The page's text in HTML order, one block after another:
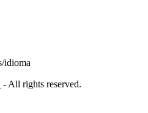
idioma
- All rights reserved.